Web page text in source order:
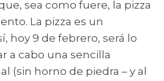
sea como fuere, la pizza
La pizza es un
hoy 9 de febrero, será lo
a cabo una sencilla
(sin horno de piedra – y al